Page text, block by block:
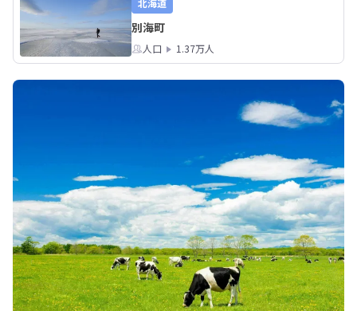
未来づくりに、あなたの力が必要で
す。
あなたのご応募をお待ちしています！
雄大な自然に囲まれ
分らしいライフスタ
ら、町の未来づくり
んか。
北海道
別海町
人口 1.37万人